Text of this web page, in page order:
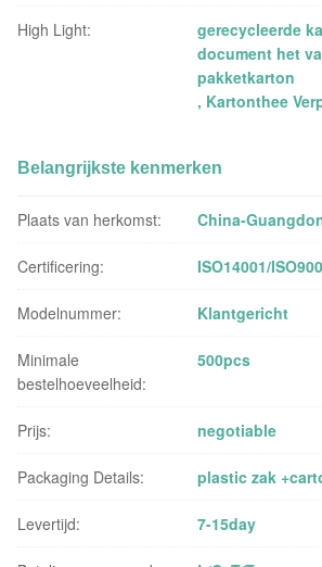
High Light: gerecycleerde
document het
pakketkarton
, Kartonthee
Belangrijkste kenmerken
Plaats van herkomst: China-
Certificering: ISO14001/
Modelnummer: Klantgericht
Minimale
bestelhoeveelheid:
500pcs
Prijs: negotiable
Packaging Details: plastic zak
Levertijd: 7-15day